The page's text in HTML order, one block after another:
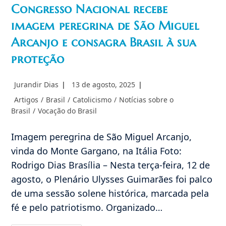
Congresso Nacional recebe
imagem peregrina de São Miguel
Arcanjo e consagra Brasil à sua
proteção
Autor
post:
Jurandir Dias
Post
13 de agosto, 2025
Categoria
do
Artigos / Brasil / Catolicismo / Notícias sobre o
Brasil / Vocação do Brasil
Imagem peregrina de São Miguel Arcanjo,
vinda do Monte Gargano, na Itália Foto:
Rodrigo Dias Brasília – Nesta terça-feira, 12 de
agosto, o Plenário Ulysses Guimarães foi palco
de uma sessão solene histórica, marcada pela
fé e pelo patriotismo. Organizado…